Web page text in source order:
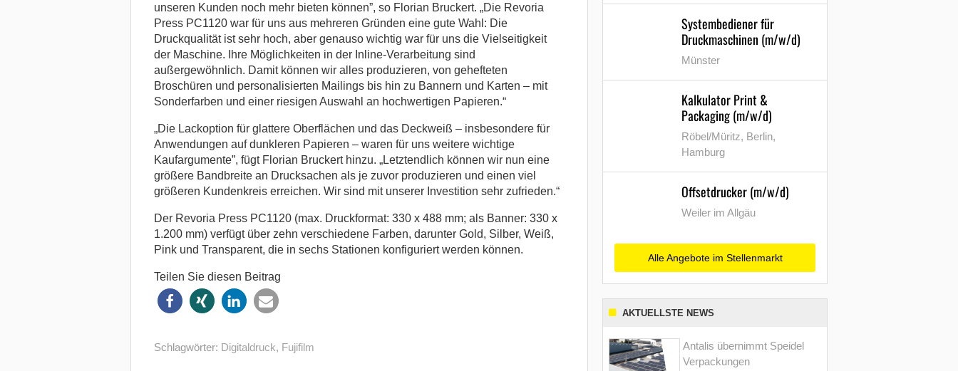
unseren Kunden noch mehr bieten können”, so Florian Bruckert. „Die Revoria
Press PC1120 war für uns aus mehreren Gründen eine gute Wahl: Die
Druckqualität ist sehr hoch, aber genauso wichtig war für uns die Vielseitigkeit
der Maschine. Ihre Möglichkeiten in der Inline-Verarbeitung sind
außergewöhnlich. Damit können wir alles produzieren, von gehefteten
Broschüren und personalisierten Mailings bis hin zu Bannern und Karten – mit
Sonderfarben und einer riesigen Auswahl an hochwertigen Papieren.“
„Die Lackoption für glattere Oberflächen und das Deckweiß – insbesondere für
Anwendungen auf dunkleren Papieren – waren für uns weitere wichtige
Kaufargumente”, fügt Florian Bruckert hinzu. „Letztendlich können wir nun eine
größere Bandbreite an Drucksachen als je zuvor produzieren und einen viel
größeren Kundenkreis erreichen. Wir sind mit unserer Investition sehr zufrieden.“
Der Revoria Press PC1120 (max. Druckformat: 330 x 488 mm; als Banner: 330 x
1.200 mm) verfügt über zehn verschiedene Farben, darunter Gold, Silber, Weiß,
Pink und Transparent, die in sechs Stationen konfiguriert werden können.
Teilen Sie diesen Beitrag
Schlagwörter: Digitaldruck, Fujifilm
Systembediener für
Druckmaschinen (m/w/d)
Münster
Kalkulator Print &
Packaging (m/w/d)
Röbel/Müritz, Berlin,
Hamburg
Offsetdrucker (m/w/d)
Weiler im Allgäu
Alle Angebote im Stellenmarkt
AKTUELLSTE NEWS
Antalis übernimmt Speidel
Verpackungen